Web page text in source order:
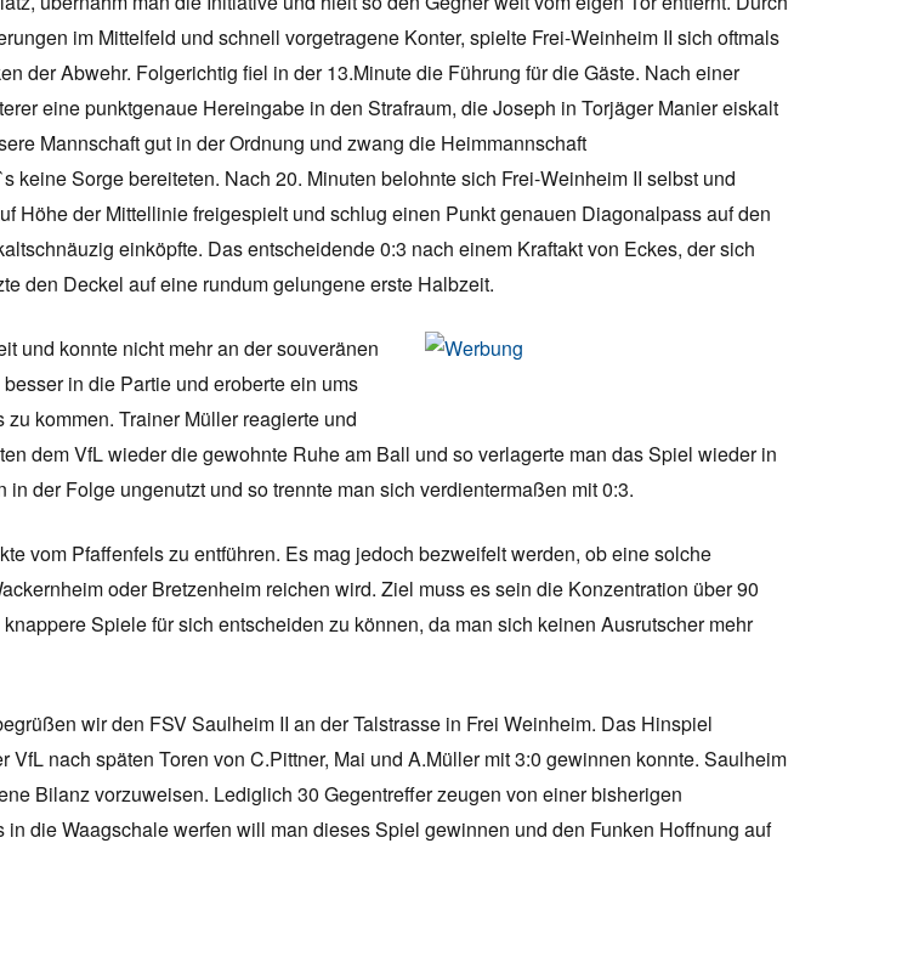
im Mittelfeld und schnell vorgetragene Konter, spielte Frei-Weinheim II sich oftmals
der Abwehr. Folgerichtig fiel in der 13.Minute die Führung für die Gäste. Nach einer
eine punktgenaue Hereingabe in den Strafraum, die Joseph in Torjäger Manier eiskalt
Mannschaft gut in der Ordnung und zwang die Heimmannschaft
keine Sorge bereiteten. Nach 20. Minuten belohnte sich Frei-Weinheim II selbst und
Höhe der Mittellinie freigespielt und schlug einen Punkt genauen Diagonalpass auf den
einköpfte. Das entscheidende 0:3 nach einem Kraftakt von Eckes, der sich
den Deckel auf eine rundum gelungene erste Halbzeit.
und konnte nicht mehr an der souveränen
in die Partie und eroberte ein ums
kommen. Trainer Müller reagierte und
dem VfL wieder die gewohnte Ruhe am Ball und so verlagerte man das Spiel wieder in
der Folge ungenutzt und so trennte man sich verdientermaßen mit 0:3.
vom Pfaffenfels zu entführen. Es mag jedoch bezweifelt werden, ob eine solche
oder Bretzenheim reichen wird. Ziel muss es sein die Konzentration über 90
Spiele für sich entscheiden zu können, da man sich keinen Ausrutscher mehr
wir den FSV Saulheim II an der Talstrasse in Frei Weinheim. Das Hinspiel
nach späten Toren von C.Pittner, Mai und A.Müller mit 3:0 gewinnen konnte. Saulheim
Bilanz vorzuweisen. Lediglich 30 Gegentreffer zeugen von einer bisherigen
die Waagschale werfen will man dieses Spiel gewinnen und den Funken Hoffnung auf